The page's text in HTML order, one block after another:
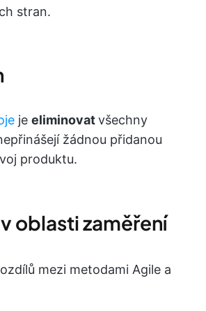
stran.
je eliminovatvšechny
žádnou přidanou
produktu.
oblasti zaměření
mezi metodami Agile a